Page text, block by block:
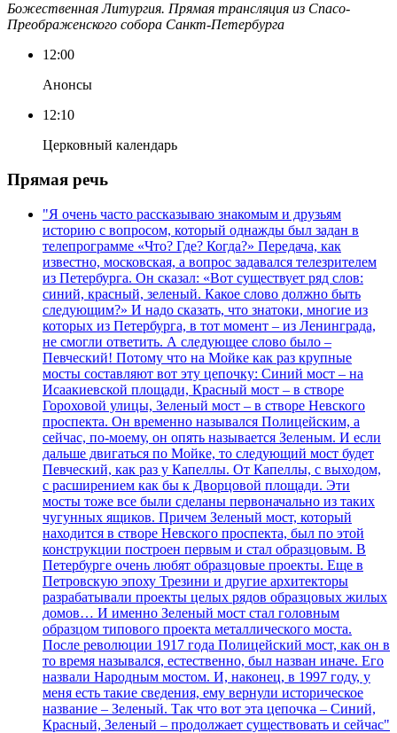
Божественная Литургия. Прямая трансляция из Спасо-
Преображенского собора Санкт-Петербурга
12:00
Анонсы
12:10
Церковный календарь
Прямая речь
"Я очень часто рассказываю знакомым и друзьям
историю с вопросом, который однажды был задан в
телепрограмме «Что? Где? Когда?» Передача, как
известно, московская, а вопрос задавался телезрителем
из Петербурга. Он сказал: «Вот существует ряд слов:
синий, красный, зеленый. Какое слово должно быть
следующим?» И надо сказать, что знатоки, многие из
которых из Петербурга, в тот момент – из Ленинграда,
не смогли ответить. А следующее слово было –
Певческий! Потому что на Мойке как раз крупные
мосты составляют вот эту цепочку: Синий мост – на
Исаакиевской площади, Красный мост – в створе
Гороховой улицы, Зеленый мост – в створе Невского
проспекта. Он временно назывался Полицейским, а
сейчас, по-моему, он опять называется Зеленым. И если
дальше двигаться по Мойке, то следующий мост будет
Певческий, как раз у Капеллы. От Капеллы, с выходом,
с расширением как бы к Дворцовой площади. Эти
мосты тоже все были сделаны первоначально из таких
чугунных ящиков. Причем Зеленый мост, который
находится в створе Невского проспекта, был по этой
конструкции построен первым и стал образцовым. В
Петербурге очень любят образцовые проекты. Еще в
Петровскую эпоху Трезини и другие архитекторы
разрабатывали проекты целых рядов образцовых жилых
домов… И именно Зеленый мост стал головным
образцом типового проекта металлического моста.
После революции 1917 года Полицейский мост, как он в
то время назывался, естественно, был назван иначе. Его
назвали Народным мостом. И, наконец, в 1997 году, у
меня есть такие сведения, ему вернули историческое
название – Зеленый. Так что вот эта цепочка – Синий,
Красный, Зеленый – продолжает существовать и сейчас"